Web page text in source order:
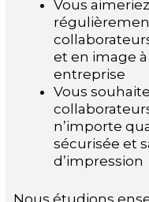
Vous
et en image
entreprise
Vous
n’importe
sécurisée et
d’impression
Nous étudions